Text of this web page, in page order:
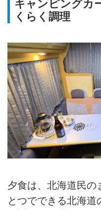
キャンピングカ
くらく調理
夕食は、北海道民の
とつでできる北海道